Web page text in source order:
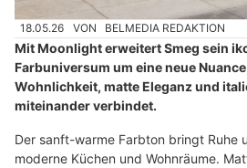
18.05.26 VON BELMEDIA REDAKTION
Mit Moonlight erweitert Smeg sein
Farbuniversum um eine neue
Wohnlichkeit, matte Eleganz und
miteinander verbindet.
Der sanft-warme Farbton bringt Ruhe
moderne Küchen und Wohnräume.